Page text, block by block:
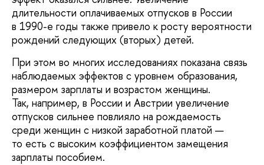
длительности оплачиваемых отпусков в России
в 1990-е годы также привело к росту вероятности
рождений следующих (вторых) детей.
При этом во многих исследованиях показана связь
наблюдаемых эффектов с уровнем образования,
размером зарплаты и возрастом женщины.
Так, например, в России и Австрии увеличение
отпусков сильнее повлияло на рождаемость
среди женщин с низкой заработной платой —
то есть с высоким коэффициентом замещения
зарплаты пособием.